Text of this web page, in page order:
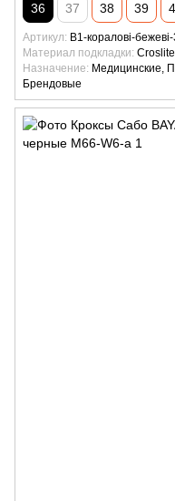
36 37 38 39
Артикул B1-коралові-
Материал подкладки Croslite
Назначение
Медицинские,
Брендовые